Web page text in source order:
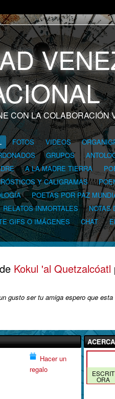
CON LA COLABORACIÓN
FOTOS VIDEOS
GRUPOS
A LA MADRE TIERRA
Y CALIGRAMAS
POETAS POR PAZ
RELATOS INMORTALES
NOTAS
GIFS O IMÁGENES CHAT
Kokul 'al Quetzalcóatl
gusto ser tu amiga espero que
Hacer un
regalo
ESCRIT
ORA
DISTING